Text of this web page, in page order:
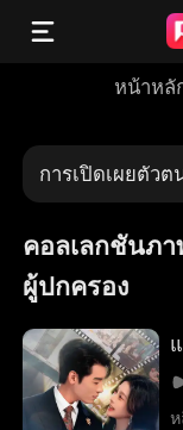
หน้าหลั
การเปิดเผยตัว
คอลเลกชันภ
ผู้ปกครอง